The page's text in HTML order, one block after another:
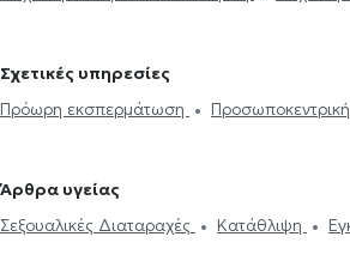
στην Αθήνα
Ψυχολόγοι στου Γουδή
Ψυχολόγοι στην Κω
Ψυχολόγοι στου
Ψυχολόγοι στον Βύρωνα
Ψυχολόγοι στην Ομόνοια
Ψυχολόγοι στο
Σχετικές υπηρεσίες
Πρόωρη εκσπερμάτωση
και παιδιών
Ομαδική ψυχοθεραπεία
ενδυνάμωση
Συμβουλευτική φροντιστών
Άρθρα υγείας
Σεξουαλικές Διαταραχές
Κατάθλιψη